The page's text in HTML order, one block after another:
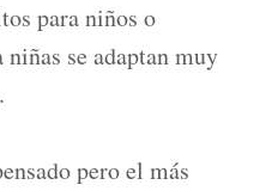
para niños o
se adaptan muy
pero el más